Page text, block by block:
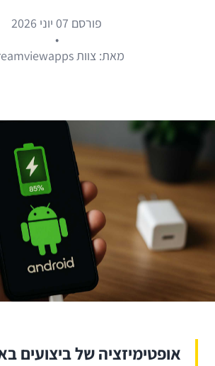
פורסם 07 יוני 2026
•
מאת: צוות Dreamviewapps
אופטימיזציה של ביצועים